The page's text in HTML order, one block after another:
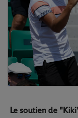
Le soutien de